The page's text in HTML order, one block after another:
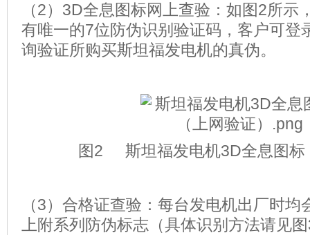
（2）3D全息图标网上查验：如图2所示
有唯一的7位防伪识别验证码，客户可登
询验证所购买斯坦福发电机的真伪。
图2 斯坦福发电机3D全息图标
（3）合格证查验：每台发电机出厂时
上附系列防伪标志（具体识别方法请见